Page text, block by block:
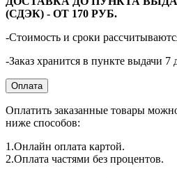
(СДЭК) - ОТ 170 РУБ.
-Стоимость и сроки
-Заказ хранится в пункте выдачи 7
Оплата
Оплатить заказанные товары
ниже способов:
1.Онлайн оплата картой.
2.Оплата частями без процентов.